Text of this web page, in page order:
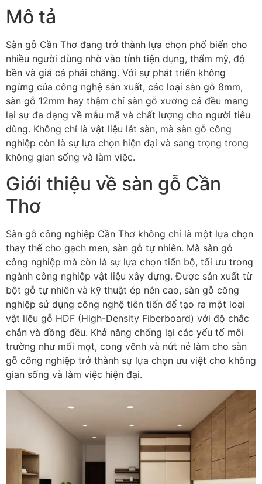
Mô tả
Sàn gỗ Cần Thơ đang trở thành lựa chọn phổ biến cho
nhiều người dùng nhờ vào tính tiện dụng, thẩm mỹ, độ
bền và giá cả phải chăng. Với sự phát triển không
ngừng của công nghệ sản xuất, các loại sàn gỗ 8mm,
sàn gỗ 12mm hay thậm chí sàn gỗ xương cá đều mang
lại sự đa dạng về mẫu mã và chất lượng cho người tiêu
dùng. Không chỉ là vật liệu lát sàn, mà sàn gỗ công
nghiệp còn là sự lựa chọn hiện đại và sang trọng trong
không gian sống và làm việc.
Giới thiệu về sàn gỗ Cần
Thơ
Sàn gỗ công nghiệp Cần Thơ không chỉ là một lựa chọn
thay thế cho gạch men, sàn gỗ tự nhiên. Mà sàn gỗ
công nghiệp mà còn là sự lựa chọn tiến bộ, tối ưu trong
ngành công nghiệp vật liệu xây dựng. Được sản xuất từ
bột gỗ tự nhiên và kỹ thuật ép nén cao, sàn gỗ công
nghiệp sử dụng công nghệ tiên tiến để tạo ra một loại
vật liệu gỗ HDF (High-Density Fiberboard) với độ chắc
chắn và đồng đều. Khả năng chống lại các yếu tố môi
trường như mối mọt, cong vênh và nứt nẻ làm cho sàn
gỗ công nghiệp trở thành sự lựa chọn ưu việt cho không
gian sống và làm việc hiện đại.